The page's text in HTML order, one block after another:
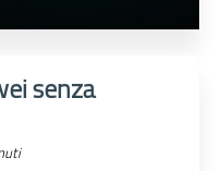
senza